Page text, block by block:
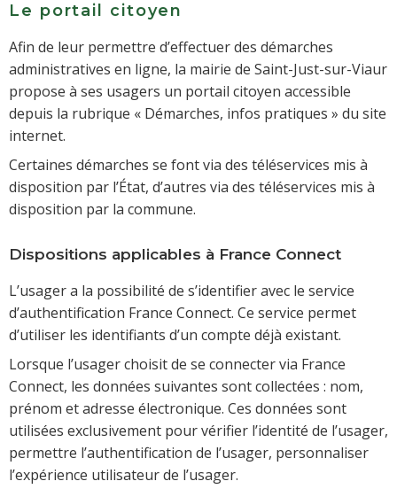
Le portail citoyen
Afin de leur permettre d’effectuer des démarches
administratives en ligne, la mairie de Saint-Just-sur-Viaur
propose à ses usagers un portail citoyen accessible
depuis la rubrique « Démarches, infos pratiques » du site
internet.
Certaines démarches se font via des téléservices mis à
disposition par l’État, d’autres via des téléservices mis à
disposition par la commune.
Dispositions applicables à France Connect
L’usager a la possibilité de s’identifier avec le service
d’authentification France Connect. Ce service permet
d’utiliser les identifiants d’un compte déjà existant.
Lorsque l’usager choisit de se connecter via France
Connect, les données suivantes sont collectées : nom,
prénom et adresse électronique. Ces données sont
utilisées exclusivement pour vérifier l’identité de l’usager,
permettre l’authentification de l’usager, personnaliser
l’expérience utilisateur de l’usager.